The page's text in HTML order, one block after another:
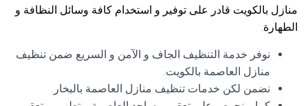
منازل بالكويت قادر على توفير و استخدام كافة وسائل النظافة و
الطهارة.
نوفر خدمة التنظيف الجاف و الآمن و السريع ضمن تنظيف
منازل العاصمة بالكويت.
نضمن لكن خدمات تنظيف منازل العاصمة بالبخار.